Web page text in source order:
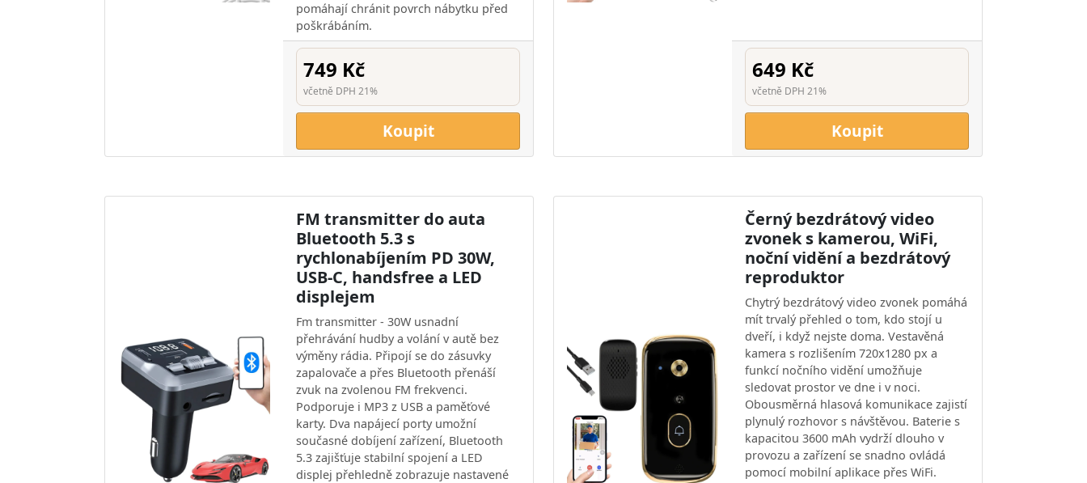
pomáhají chránit povrch nábytku před
poškrábáním.
749 Kč
včetně DPH 21%
Koupit
649 Kč
včetně DPH 21%
Koupit
FM transmitter do auta
Bluetooth 5.3 s
rychlonabíjením PD 30W,
USB-C, handsfree a LED
displejem
Fm transmitter - 30W usnadní
přehrávání hudby a volání v autě bez
výměny rádia. Připojí se do zásuvky
zapalovače a přes Bluetooth přenáší
zvuk na zvolenou FM frekvenci.
Podporuje i MP3 z USB a paměťové
karty. Dva napájecí porty umožní
současné dobíjení zařízení, Bluetooth
5.3 zajišťuje stabilní spojení a LED
displej přehledně zobrazuje nastavené
Černý bezdrátový video
zvonek s kamerou, WiFi,
noční vidění a bezdrátový
reproduktor
Chytrý bezdrátový video zvonek pomáhá
mít trvalý přehled o tom, kdo stojí u
dveří, i když nejste doma. Vestavěná
kamera s rozlišením 720x1280 px a
funkcí nočního vidění umožňuje
sledovat prostor ve dne i v noci.
Obousměrná hlasová komunikace zajistí
plynulý rozhovor s návštěvou. Baterie s
kapacitou 3600 mAh vydrží dlouho v
provozu a zařízení se snadno ovládá
pomocí mobilní aplikace přes WiFi.